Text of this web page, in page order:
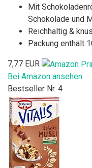
Mit
Schokolade und
Reichhaltig &
Packung enthält
7,77 EUR
Bei Amazon ansehen
Bestseller Nr. 4